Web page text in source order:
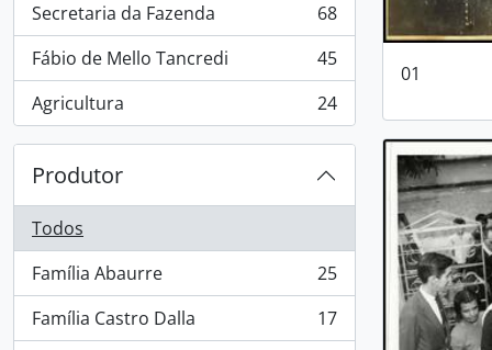
Secretaria da Fazenda
, 68 resultados
68
Fábio de Mello Tancredi
, 45 resultados
45
Agricultura
, 24 resultados 24
Produtor
Todos
Família Abaurre
, 25 resultados
25
Família Castro Dalla
, 17 resultados
17
01